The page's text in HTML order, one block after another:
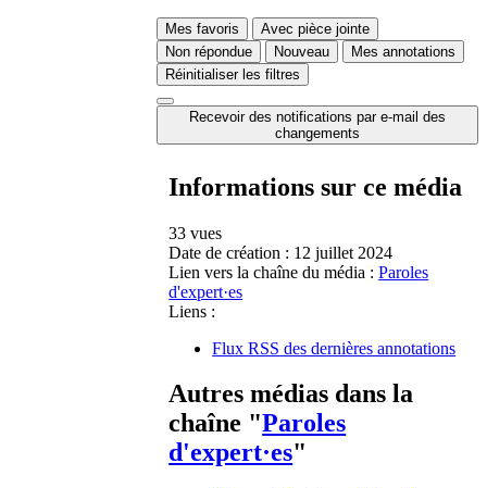
Mes favoris
Avec pièce jointe
Non répondue
Nouveau
Mes annotations
Réinitialiser les filtres
Recevoir des notifications par e-mail des
changements
Informations sur ce média
33 vues
Date de création : 12 juillet 2024
Lien vers la chaîne du média : Paroles
d'expert·es
Liens :
Flux RSS des dernières annotations
Autres médias dans la
chaîne "Paroles
d'expert·es"